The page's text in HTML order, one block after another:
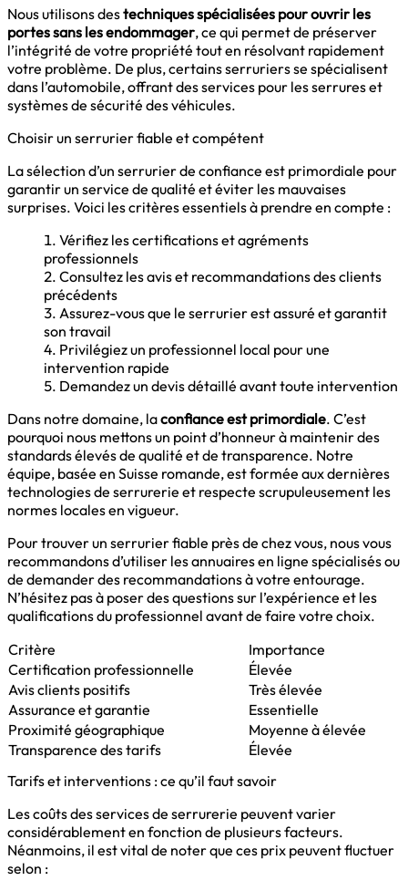
Nous utilisons destechniques spécialisées pour ouvrir les
portes sans les endommager, ce qui permet de préserver
l’intégrité de votre propriété tout en résolvant rapidement
votre problème. De plus, certains serruriers se spécialisent
dans l’automobile, offrant des services pour les serrures et
systèmes de sécurité des véhicules.
Choisir un serrurier fiable et compétent
La sélection d’un serrurier de confiance est primordiale pour
garantir un service de qualité et éviter les mauvaises
surprises. Voici les critères essentiels à prendre en compte :
Vérifiez les certifications et agréments
professionnels
Consultez les avis et recommandations des clients
précédents
Assurez-vous que le serrurier est assuré et garantit
son travail
Privilégiez un professionnel local pour une
intervention rapide
Demandez un devis détaillé avant toute intervention
Dans notre domaine, laconfiance est primordiale. C’est
pourquoi nous mettons un point d’honneur à maintenir des
standards élevés de qualité et de transparence. Notre
équipe, basée en Suisse romande, est formée aux dernières
technologies de serrurerie et respecte scrupuleusement les
normes locales en vigueur.
Pour trouver un serrurier fiable près de chez vous, nous vous
recommandons d’utiliser les annuaires en ligne spécialisés ou
de demander des recommandations à votre entourage.
N’hésitez pas à poser des questions sur l’expérience et les
qualifications du professionnel avant de faire votre choix.
Critère
Importance
Certification professionnelle
Élevée
Avis clients positifs
Très élevée
Assurance et garantie
Essentielle
Proximité géographique
Moyenne à élevée
Transparence des tarifs
Élevée
Tarifs et interventions : ce qu’il faut savoir
Les coûts des services de serrurerie peuvent varier
considérablement en fonction de plusieurs facteurs.
Néanmoins, il est vital de noter que ces prix peuvent fluctuer
selon :